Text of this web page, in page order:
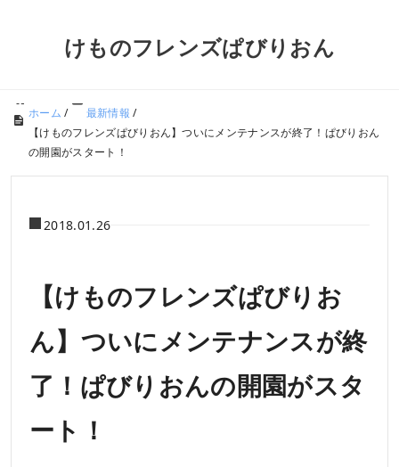
けものフレンズぱびりおん
ホーム / 最新情報 /
【けものフレンズぱびりおん】ついにメンテナンスが終了！ぱびりおん
の開園がスタート！
2018.01.26
【けものフレンズぱびりお
ん】ついにメンテナンスが終
了！ぱびりおんの開園がスタ
ート！